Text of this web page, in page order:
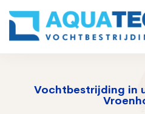
Vochtbestrijding in